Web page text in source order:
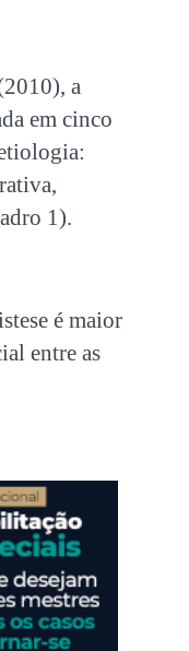
a
em cinco
1).
é maior
entre as